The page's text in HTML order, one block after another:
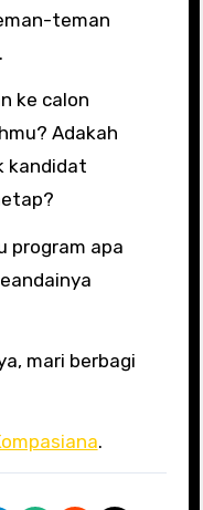
teman
ke calon
Adakah
kandidat
program apa
mari berbagi
.